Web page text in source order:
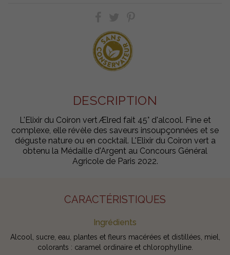
DESCRIPTION
L'Elixir du Coiron vert Ælred fait 45° d'alcool. Fine et
complexe, elle révèle des saveurs insoupçonnées et se
déguste nature ou en cocktail. L'Elixir du Coiron vert a
obtenu la Médaille d'Argent au Concours Général
Agricole de Paris 2022.
CARACTÉRISTIQUES
Ingrédients
Alcool, sucre, eau, plantes et fleurs macérées et distillées, miel,
colorants : caramel ordinaire et chlorophylline.